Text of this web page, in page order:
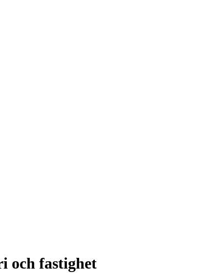
och fastighet